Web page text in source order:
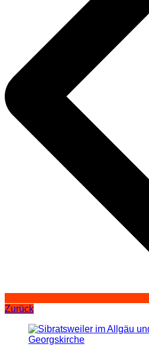
Zurück